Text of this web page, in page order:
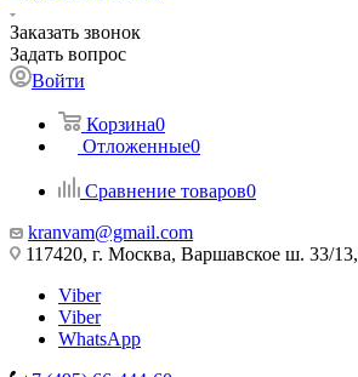
Заказать звонок
Задать вопрос
Войти
Корзина0
Отложенные0
Сравнение товаров0
kranvam@gmail.com
117420, г. Москва, Варшавское ш. 33/
Viber
Viber
WhatsApp